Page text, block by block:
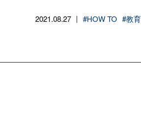
2021.08.27 | #HOW TO #教育